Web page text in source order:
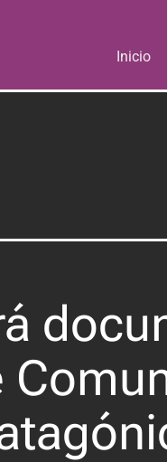
Inicio